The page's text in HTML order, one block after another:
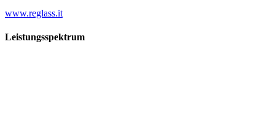
www.reglass.it
Leistungsspektrum